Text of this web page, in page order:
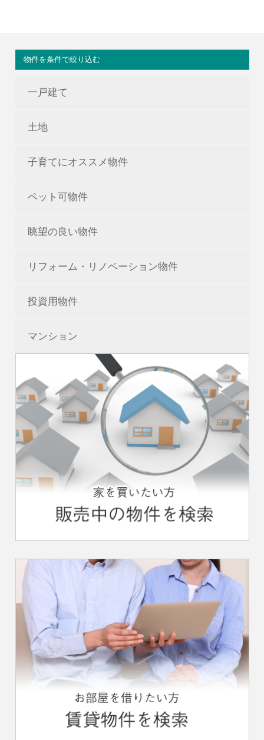
物件を条件で絞り込む
一戸建て
土地
子育てにオススメ物件
ペット可物件
眺望の良い物件
リフォーム・リノベーション物件
投資用物件
マンション